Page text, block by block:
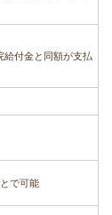
給付金と同額が支払
で可能